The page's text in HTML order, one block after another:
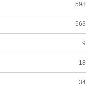
598
563
9
18
34